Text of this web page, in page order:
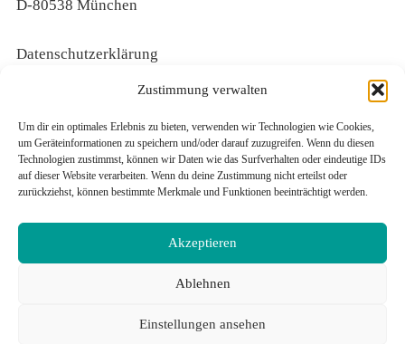
Zustimmung verwalten
Um dir ein optimales Erlebnis zu bieten, verwenden wir Technologien wie Cookies,
um Geräteinformationen zu speichern und/oder darauf zuzugreifen. Wenn du diesen
Technologien zustimmst, können wir Daten wie das Surfverhalten oder eindeutige IDs
auf dieser Website verarbeiten. Wenn du deine Zustimmung nicht erteilst oder
zurückziehst, können bestimmte Merkmale und Funktionen beeinträchtigt werden.
Akzeptieren
Ablehnen
Einstellungen ansehen
D-80538 München
Datenschutzerklärung
+49-89-288160-0
+49-89-288160-44
info@werkhaus.com
www.werkhaus.com